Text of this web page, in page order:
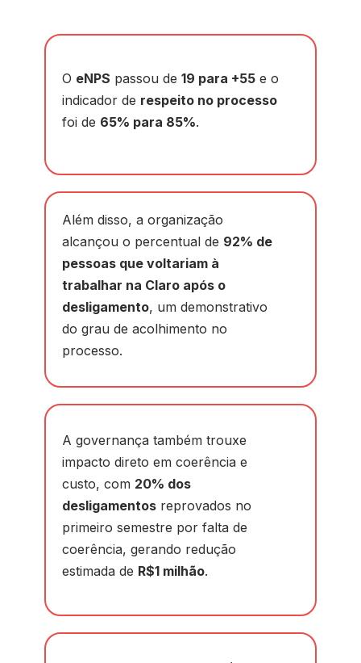
O eNPS passou de 19 para +55 e o
indicador de respeito no processo
foi de 65% para 85%.
Além disso, a organização
alcançou o percentual de 92% de
pessoas que voltariam à
trabalhar na Claro após o
desligamento, um demonstrativo
do grau de acolhimento no
processo.
A governança também trouxe
impacto direto em coerência e
custo, com 20% dos
desligamentos reprovados no
primeiro semestre por falta de
coerência, gerando redução
estimada de R$1 milhão.